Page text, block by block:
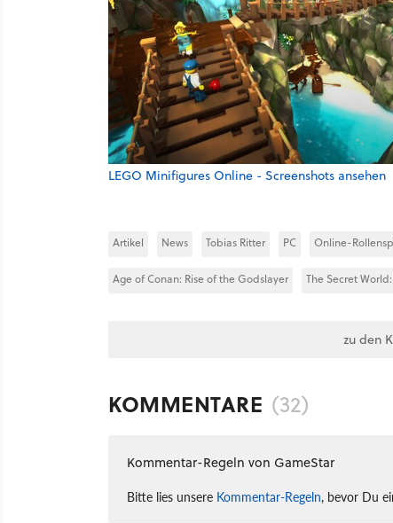
LEGO Minifigures Online - Screenshots ansehen
Artikel News Tobias Ritter PC Online-
Age of Conan: Rise of the Godslayer The Secret
zu den
KOMMENTARE (32)
Kommentar-Regeln von GameStar
Bitte lies unsere Kommentar-Regeln, bevor Du